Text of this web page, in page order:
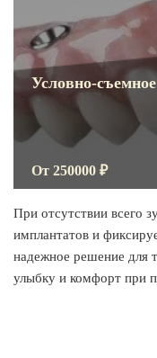
Условно-
От 250000 ₽
При отсутствии всего
имплантатов и
надежное решение для
улыбку и комфорт при